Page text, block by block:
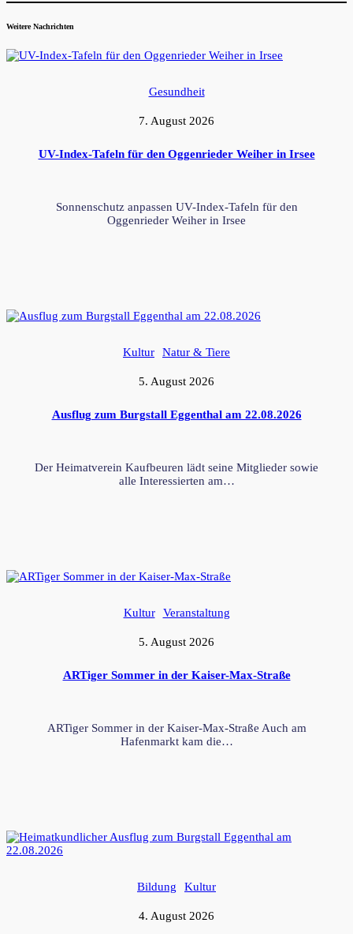
Weitere Nachrichten
Gesundheit
7. August 2026
UV-Index-Tafeln für den Oggenrieder Weiher in Irsee
Sonnenschutz anpassen UV-Index-Tafeln für den
Oggenrieder Weiher in Irsee
Kultur Natur & Tiere
5. August 2026
Ausflug zum Burgstall Eggenthal am 22.08.2026
Der Heimatverein Kaufbeuren lädt seine Mitglieder sowie
alle Interessierten am…
Kultur Veranstaltung
5. August 2026
ARTiger Sommer in der Kaiser-Max-Straße
ARTiger Sommer in der Kaiser-Max-Straße Auch am
Hafenmarkt kam die…
Bildung Kultur
4. August 2026